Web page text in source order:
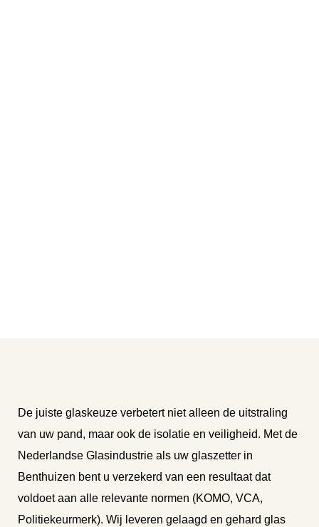
De juiste glaskeuze verbetert niet alleen de uitstraling
van uw pand, maar ook de isolatie en veiligheid. Met de
Nederlandse Glasindustrie als uw glaszetter in
Benthuizen bent u verzekerd van een resultaat dat
voldoet aan alle relevante normen (KOMO, VCA,
Politiekeurmerk). Wij leveren gelaagd en gehard glas